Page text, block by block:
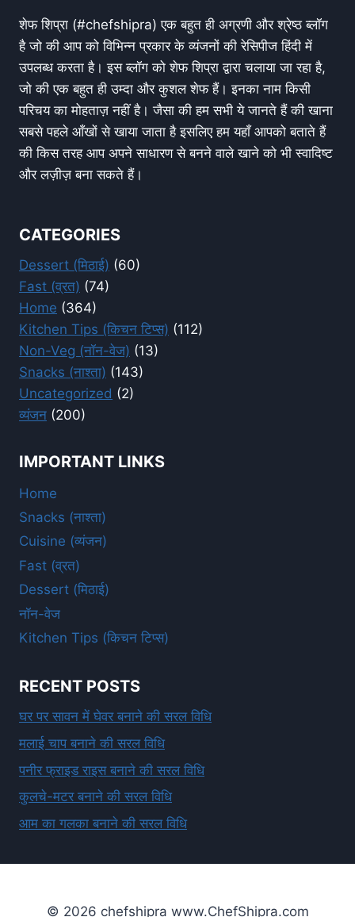
शेफ शिप्रा (#chefshipra) एक बहुत ही अग्रणी और श्रेष्ठ ब्लॉग
है जो की आप को विभिन्न प्रकार के व्यंजनों की रेसिपीज हिंदी में
उपलब्ध करता है। इस ब्लॉग को शेफ शिप्रा द्वारा चलाया जा रहा है,
जो की एक बहुत ही उम्दा और कुशल शेफ हैं। इनका नाम किसी
परिचय का मोहताज़ नहीं है। जैसा की हम सभी ये जानते हैं की खाना
सबसे पहले आँखों से खाया जाता है इसलिए हम यहाँ आपको बताते हैं
की किस तरह आप अपने साधारण से बनने वाले खाने को भी स्वादिष्ट
और लज़ीज़ बना सकते हैं।
CATEGORIES
Dessert (मिठाई) (60)
Fast (व्रत) (74)
Home (364)
Kitchen Tips (किचन टिप्स) (112)
Non-Veg (नॉन-वेज) (13)
Snacks (नाश्ता) (143)
Uncategorized (2)
व्यंजन (200)
IMPORTANT LINKS
Home
Snacks (नाश्ता)
Cuisine (व्यंजन)
Fast (व्रत)
Dessert (मिठाई)
नॉन-वेज
Kitchen Tips (किचन टिप्स)
RECENT POSTS
घर पर सावन में घेवर बनाने की सरल विधि
मलाई चाप बनाने की सरल विधि
पनीर फ्राइड राइस बनाने की सरल विधि
कुलचे-मटर बनाने की सरल विधि
आम का गलका बनाने की सरल विधि
© 2026 chefshipra www.ChefShipra.com